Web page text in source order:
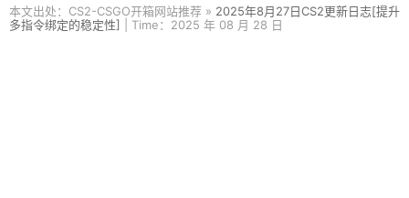
本文出处：CS2-CSGO开箱网站推荐 » 2025年8月27日CS2更新日志[提升
多指令绑定的稳定性]
| Time：2025 年 08 月 28 日